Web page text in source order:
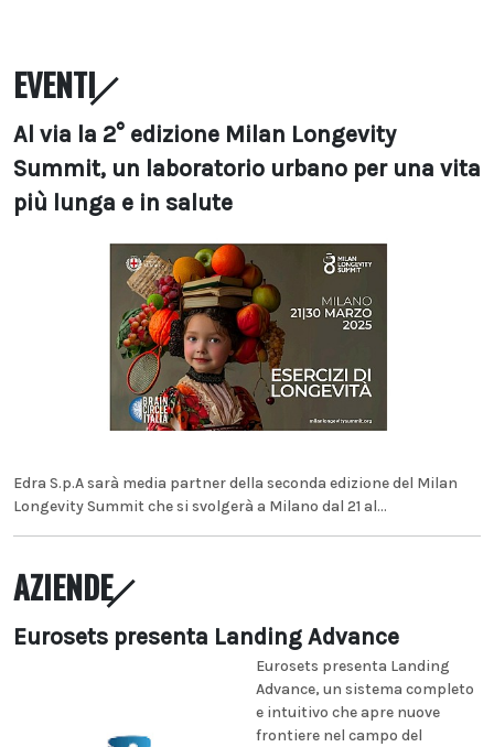
EVENTI
Al via la 2° edizione Milan Longevity
Summit, un laboratorio urbano per una vita
più lunga e in salute
Edra S.p.A sarà media partner della seconda edizione del Milan
Longevity Summit che si svolgerà a Milano dal 21 al...
AZIENDE
Eurosets presenta Landing Advance
Eurosets presenta Landing
Advance, un sistema completo
e intuitivo che apre nuove
frontiere nel campo del